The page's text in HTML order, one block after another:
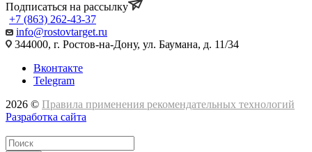
Подписаться на рассылку
+7 (863) 262-43-37
info@rostovtarget.ru
344000, г. Ростов-на-Дону, ул. Баумана, д. 11/34
Вконтакте
Telegram
2026 © Правила применения рекомендательных технологий
Разработка сайта